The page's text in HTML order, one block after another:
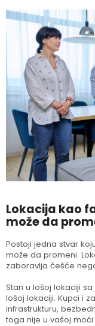
Lokacija kao
može da
Postoji jedna stvar
može da promeni.
zaboravlja češće
Stan u lošoj lokaciji
lošoj lokaciji. Kupci i
infrastrukturu,
toga nije u vašoj